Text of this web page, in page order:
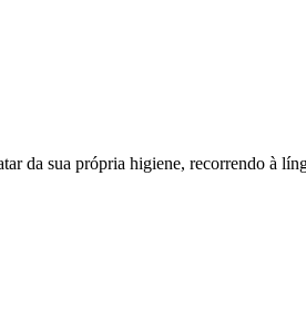
da sua própria higiene, recorrendo à